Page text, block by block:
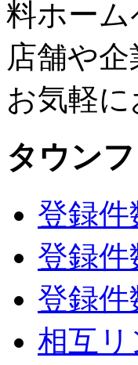
料ホー
店舗や
お気軽
タウン
登録
登録
登録
相互